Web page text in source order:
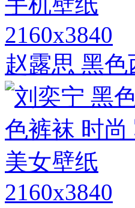
2160x3840
赵露思 黑
2160x3840